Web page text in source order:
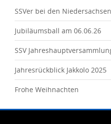
SSVer bei den
Jubiläumsball am 06.06.26
SSV
Jahresrückblick Jakkolo 2025
Frohe Weihnachten